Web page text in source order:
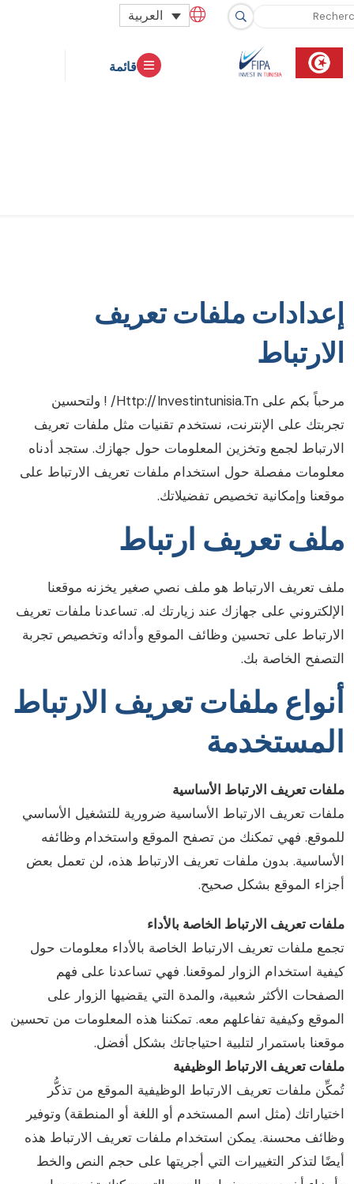
العربية
قائمة
ملفات تعريف
مرحباً بكم على Http://investintunisia.tn/ ! ولتحسين
على الإنترنت، نستخدم تقنيات مثل ملفات تعريف
لجمع وتخزين المعلومات حول جهازك. ستجد أدناه
مفصلة حول استخدام ملفات تعريف الارتباط على
وإمكانية تخصيص تفضيلاتك.
تعريف ارتباط
تعريف الارتباط هو ملف نصي صغير يخزنه موقعنا
على جهازك عند زيارتك له. تساعدنا ملفات تعريف
على تحسين وظائف الموقع وأدائه وتخصيص تجربة
الخاصة بك.
ملفات تعريف الارتباط
تعريف الارتباط الأساسية
تعريف الارتباط الأساسية ضرورية للتشغيل الأساسي
فهي تمكنك من تصفح الموقع واستخدام وظائفه
بدون ملفات تعريف الارتباط هذه، لن تعمل بعض
الموقع بشكل صحيح.
تعريف الارتباط الخاصة بالأداء
ملفات تعريف الارتباط الخاصة بالأداء معلومات حول
استخدام الزوار لموقعنا. فهي تساعدنا على فهم
الأكثر شعبية، والمدة التي يقضيها الزوار على
وكيفية تفاعلهم معه. تمكننا هذه المعلومات من تحسين
باستمرار لتلبية احتياجاتك بشكل أفضل.
تعريف الارتباط الوظيفية
ملفات تعريف الارتباط الوظيفية الموقع من تذكُّر
(مثل اسم المستخدم أو اللغة أو المنطقة) وتوفير
محسنة. يمكن استخدام ملفات تعريف الارتباط هذه
لتذكر التغييرات التي أجريتها على حجم النص والخط